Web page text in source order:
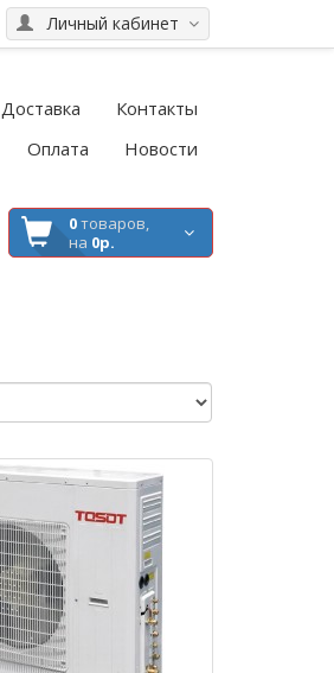
Личный кабинет
Доставка
Контакты
Оплата Новости
0товаров,
на 0р.